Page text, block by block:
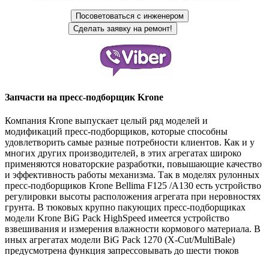
Запчасти на пресс-подборщик Krone
Компания Krone выпускает целый ряд моделей и
модификаций пресс-подборщиков, которые способны
удовлетворить самые разные потребности клиентов. Как и у
многих других производителей, в этих агрегатах широко
применяются новаторские разработки, повышающие качество
и эффективность работы механизма. Так в моделях рулонных
пресс-подборщиков Krone Bellima F125 /А130 есть устройство
регулировки высоты расположения агрегата при неровностях
грунта. В тюковых крупно пакующих пресс-подборщиках
модели Krone BiG Pack HighSpeed имеется устройство
взвешивания и измерения влажности кормового материала. В
иных агрегатах модели BiG Pack 1270 (X-Cut/MultiBale)
предусмотрена функция запрессовывать до шести тюков